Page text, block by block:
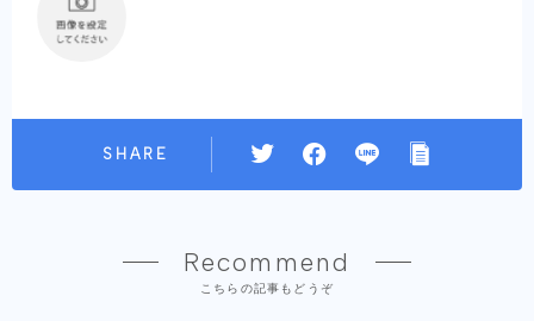
SHARE
Recommend
こちらの記事もどうぞ